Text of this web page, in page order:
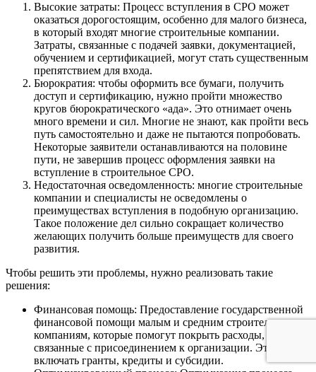
Высокие затраты: Процесс вступления в СРО может
оказаться дорогостоящим, особенно для малого бизнеса,
в который входят многие строительные компании.
Затраты, связанные с подачей заявки, документацией,
обучением и сертификацией, могут стать существенным
препятствием для входа.
Бюрократия: чтобы оформить все бумаги, получить
доступ и сертификацию, нужно пройти множество
кругов бюрократического «ада». Это отнимает очень
много времени и сил. Многие не знают, как пройти весь
путь самостоятельно и даже не пытаются попробовать.
Некоторые заявители останавливаются на половине
пути, не завершив процесс оформления заявки на
вступление в строительное СРО.
Недостаточная осведомленность: многие строительные
компании и специалисты не осведомлены о
преимуществах вступления в подобную организацию.
Такое положение дел сильно сокращает количество
желающих получить больше преимуществ для своего
развития.
Чтобы решить эти проблемы, нужно реализовать такие
решения:
Финансовая помощь: Предоставление государственной
финансовой помощи малым и средним строительным
компаниям, которые помогут покрыть расходы,
связанные с присоединением к организации. Это может
включать гранты, кредиты и субсидии.